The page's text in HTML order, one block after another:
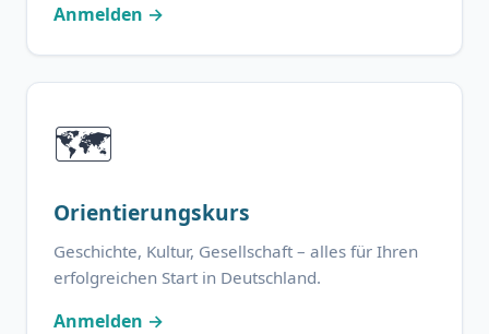
Anmelden →
🗺️
Orientierungskurs
Geschichte, Kultur, Gesellschaft – alles für Ihren
erfolgreichen Start in Deutschland.
Anmelden →